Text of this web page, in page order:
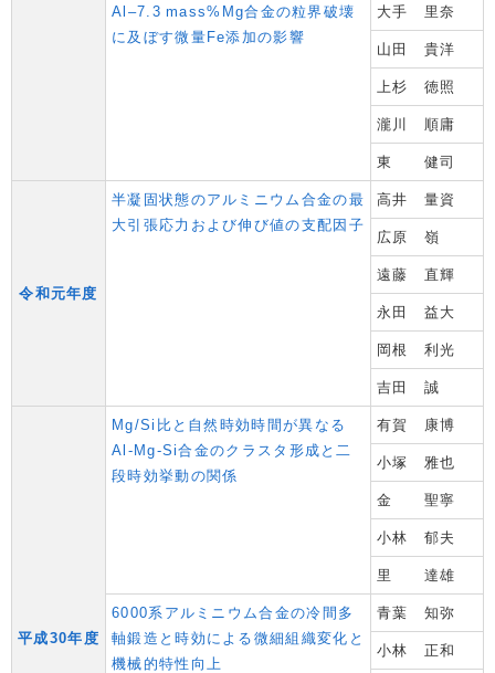
Al–7.3 mass%Mg合金の粒界破壊
に及ぼす微量Fe添加の影響
大手 里奈
山田 貴洋
上杉 徳照
瀧川 順庸
東 健司
令和元年度
半凝固状態のアルミニウム合金の最
大引張応力および伸び値の支配因子
高井 量資
広原 嶺
遠藤 直輝
永田 益大
岡根 利光
吉田 誠
平成30年度
Mg/Si比と自然時効時間が異なる
Al-Mg-Si合金のクラスタ形成と二
段時効挙動の関係
有賀 康博
小塚 雅也
金 聖寧
小林 郁夫
里 達雄
6000系アルミニウム合金の冷間多
軸鍛造と時効による微細組織変化と
機械的特性向上
青葉 知弥
小林 正和